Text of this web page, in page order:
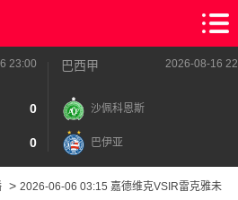
23:00
0
0
巴西甲 2026-08-16
沙佩科恩斯
巴伊亚
> 2026-06-06 03:15 嘉德维克VSIR雷克雅未